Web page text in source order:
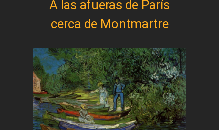
A las afueras de París
cerca de Montmartre